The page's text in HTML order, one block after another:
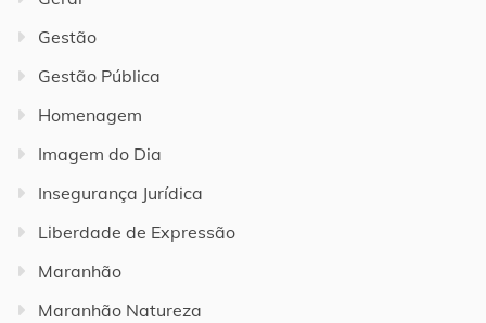
Gestão
Gestão Pública
Homenagem
Imagem do Dia
Insegurança Jurídica
Liberdade de Expressão
Maranhão
Maranhão Natureza